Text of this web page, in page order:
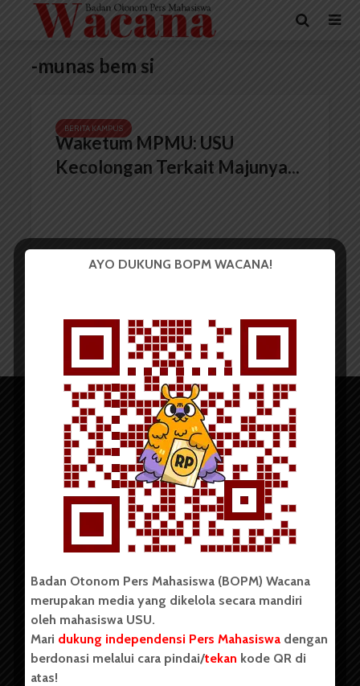
-munas bem si
BERITA KAMPUS
Waketum MPMU: USU
Kecolongan Terkait Majunya...
Copyright © 2023. All rights reserved BOPM WACANA.
Badan Otonom Pers Mahasiswa (BOPM) Wacana merupakan
pers mahasiswa yang berdiri di luar kampus dan dikelola
secara mandiri oleh mahasiswa Universitas Sumatera Utara
(USU). Sebelumnya BOPM Wacana merupakan salah satu
Unit Kegiatan Mahasiswa (UKM) di Universitas Sumatera
AYO DUKUNG BOPM WACANA!
Badan Otonom Pers Mahasiswa (BOPM) Wacana
merupakan media yang dikelola secara mandiri
oleh mahasiswa USU.
Mari dukung independensi Pers Mahasiswa dengan
berdonasi melalui cara pindai/tekan kode QR di
atas!